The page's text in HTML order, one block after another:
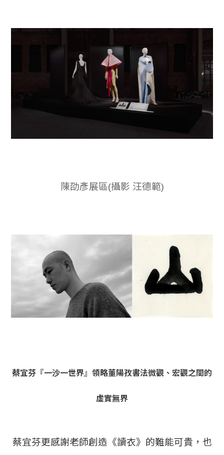
陳劭彥展區(攝影 汪德範)
蔡宜芬『一沙一世界』領略董陽孜書法微觀、宏觀之間的
虛實無界
蔡宜芬更感謝老師創造《讀衣》的難能可貴，也